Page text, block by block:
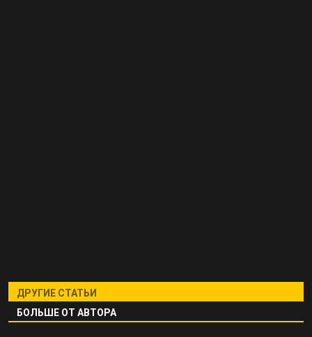
ДРУГИЕ СТАТЬИ
БОЛЬШЕ ОТ АВТОРА